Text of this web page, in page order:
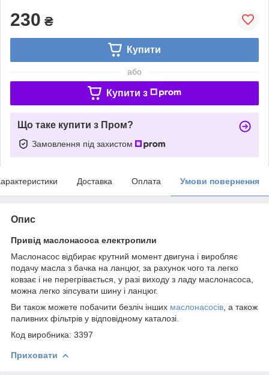
230 ₴
Купити
або
Купити з
Що таке купити з Пром?
Замовлення під захистом
Доставка Оплата Умови повернення
Опис
Привід маслонасоса електропили
Маслонасос відбирає крутний момент двигуна і виробляє
подачу масла з бачка на ланцюг, за рахунок чого та легко
ковзає і не перегрівається, у разі виходу з ладу маслонасоса,
можна легко зіпсувати шину і ланцюг.
Ви також можете побачити безліч інших маслонасосів , а також
паливних фільтрів у відповідному каталозі.
Код виробника: 3397
Приховати